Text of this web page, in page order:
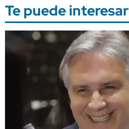
Te puede interesar